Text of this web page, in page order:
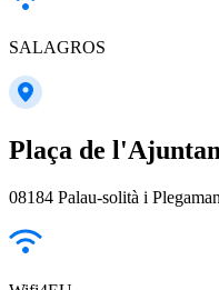
SALAGROS
Plaça de
08184 Palau-solità i